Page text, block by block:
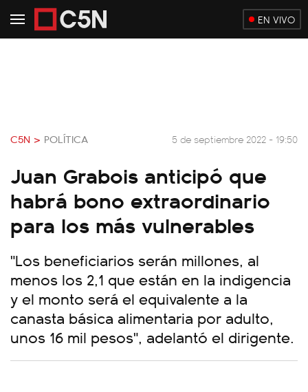
EN VIVO
C5N > POLÍTICA 5 de septiembre 2022 - 19:50
Juan Grabois anticipó que
habrá bono extraordinario
para los más vulnerables
"Los beneficiarios serán millones, al
menos los 2,1 que están en la indigencia
y el monto será el equivalente a la
canasta básica alimentaria por adulto,
unos 16 mil pesos", adelantó el dirigente.